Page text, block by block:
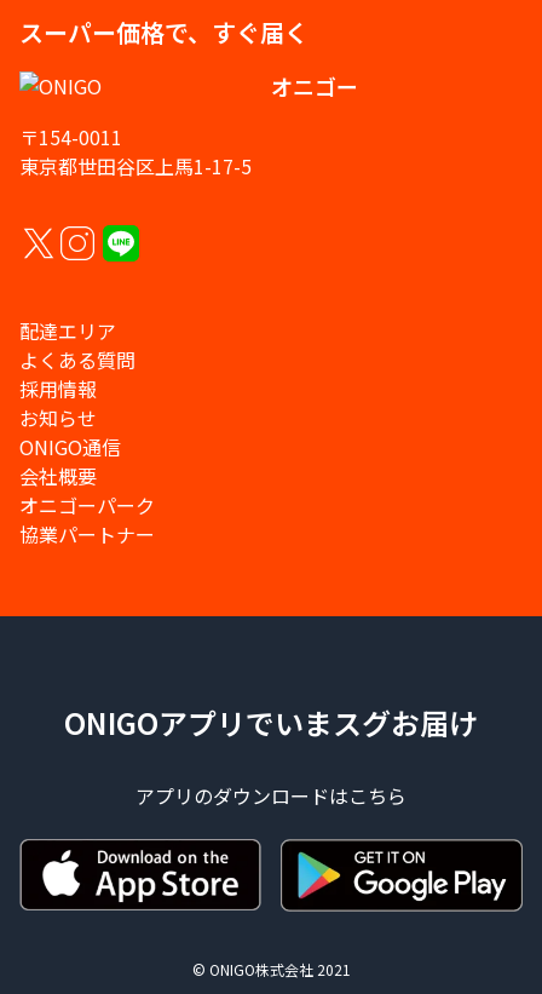
スーパー価格で、すぐ届く
オニゴー
〒154-0011
東京都世田谷区上馬1-17-5
配達エリア
よくある質問
採用情報
お知らせ
ONIGO通信
会社概要
オニゴーパーク
協業パートナー
ONIGOアプリでいまスグお届け
アプリのダウンロードはこちら
© ONIGO株式会社 2021